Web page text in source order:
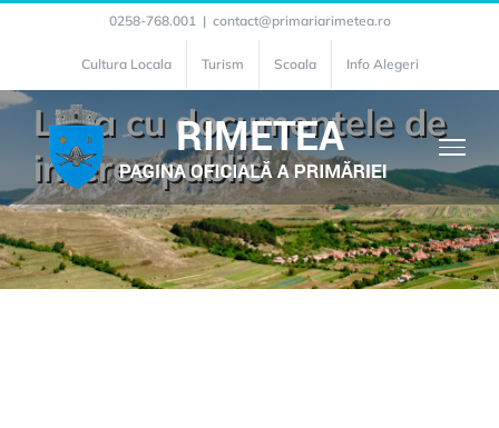
content
0258-768.001 | contact@primariarimetea.ro
Cultura Locala Turism Scoala Info Alegeri
Lista cu documentele de
interes public